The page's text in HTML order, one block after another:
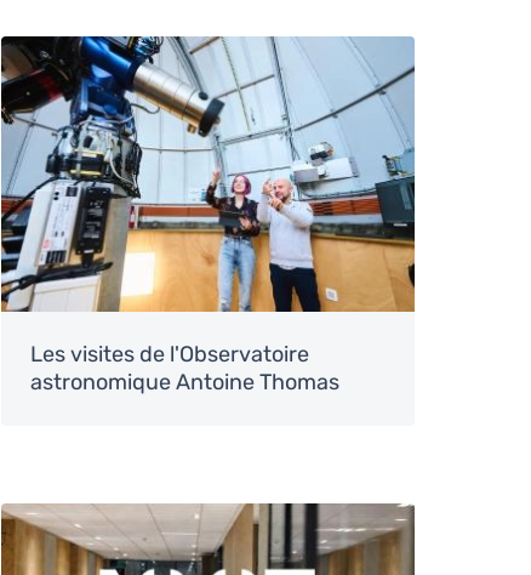
Image
Les visites de l'Observatoire
astronomique Antoine Thomas
Image